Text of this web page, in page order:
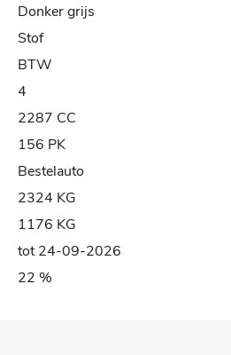
Donker grijs
Stof
BTW
4
2287 CC
156 PK
Bestelauto
2324 KG
1176 KG
tot 24-09-2026
22 %